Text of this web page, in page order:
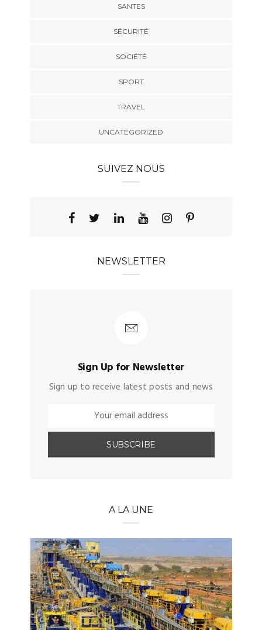
SANTES
SÉCURITÉ
SOCIÉTÉ
SPORT
TRAVEL
UNCATEGORIZED
SUIVEZ NOUS
NEWSLETTER
Sign Up for Newsletter
Sign up to receive latest posts and news
A LA UNE